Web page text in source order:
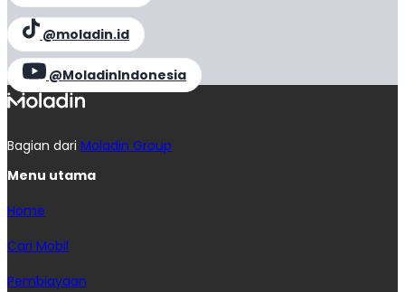
@moladin.id
@MoladinIndonesia
Bagian dari Moladin Group
Menu utama
Home
Cari Mobil
Pembiayaan